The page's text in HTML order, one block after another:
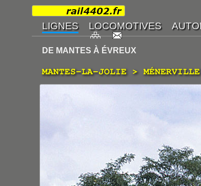
DE MANTES À ÉVREUX
MANTES-LA-JOLIE > MÉNERVILLE